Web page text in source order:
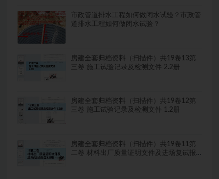
市政管道排水工程如何做闭水试验？市政管
道排水工程如何做闭水试验？
房建全套归档资料（扫描件）共19卷13第
三卷 施工试验记录及检测文件 2.2册
房建全套归档资料（扫描件）共19卷12第
三卷 施工试验记录及检测文件 1.2册
房建全套归档资料（扫描件）共19卷11第
二卷 材料出厂质量证明文件及进场复试报